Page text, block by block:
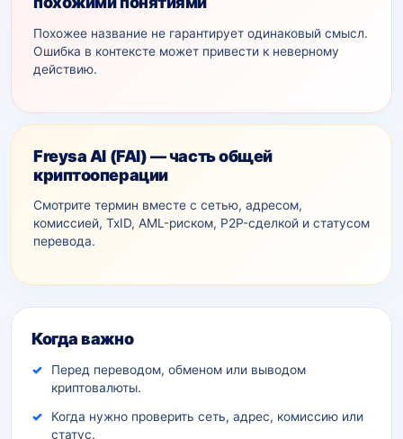
Похожее название не гарантирует одинаковый смысл.
Ошибка в контексте может привести к неверному
действию.
Freysa AI (FAI) — часть общей
криптооперации
Смотрите термин вместе с сетью, адресом,
комиссией, TxID, AML-рискoм, P2P-сделкой и статусом
перевода.
Дополнительный контекст
Когда важно
Перед переводом, обменом или выводом
криптовалюты.
Когда нужно проверить сеть, адрес, комиссию или
статус.